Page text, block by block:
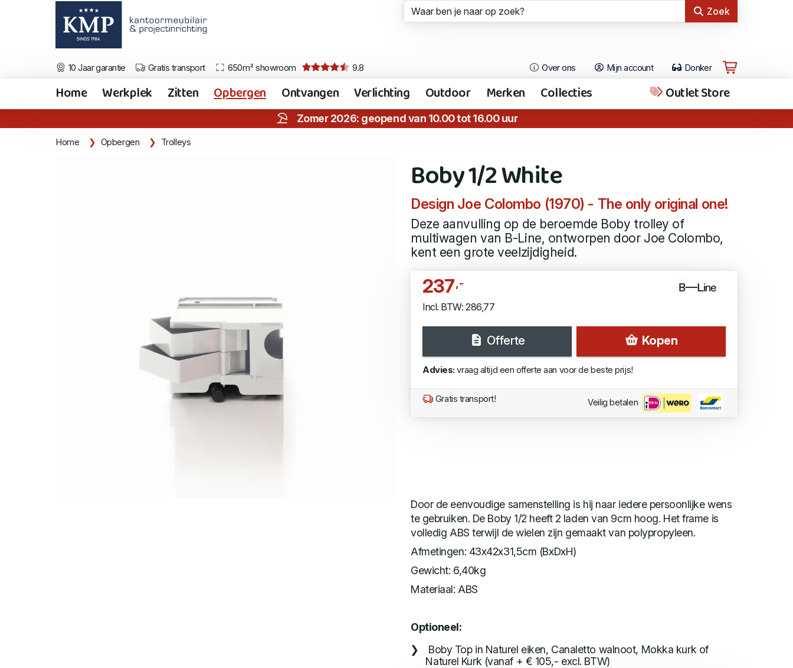
Zoek
10 Jaar garantie Gratis transport 650m² showroom 9.8 Over ons Mijn account Donker
Home Werkplek Zitten Opbergen Ontvangen Verlichting Outdoor Merken Collecties Outlet Store
Zomer 2026: geopend van 10.00 tot 16.00 uur
Home Opbergen Trolleys
Boby 1/2 White
Design Joe Colombo (1970) - The only original one!
Deze aanvulling op de beroemde Boby trolley of
multiwagen van B-Line, ontworpen door Joe Colombo,
kent een grote veelzijdigheid.
237,-
Incl. BTW: 286,77
Offerte Kopen
Advies: vraag altijd een offerte aan voor de beste prijs!
Gratis transport! Veilig betalen
Door de eenvoudige samenstelling is hij naar iedere persoonlijke wens
te gebruiken. De Boby 1/2 heeft 2 laden van 9cm hoog. Het frame is
volledig ABS terwijl de wielen zijn gemaakt van polypropyleen.
Afmetingen: 43x42x31,5cm (BxDxH)
Gewicht: 6,40kg
Materiaal: ABS
Optioneel:
Boby Top in Naturel eiken, Canaletto walnoot, Mokka kurk of
Naturel Kurk (vanaf + € 105,- excl. BTW)